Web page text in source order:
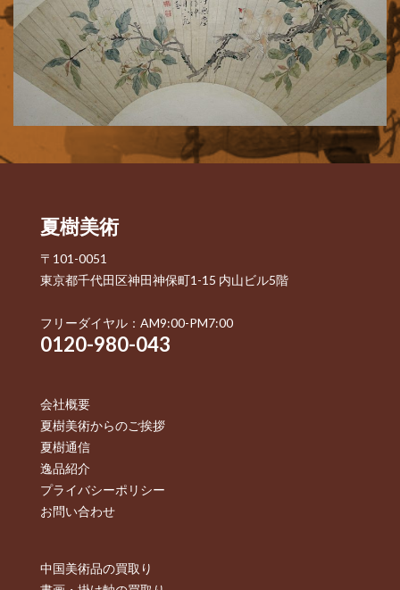
夏樹美術
〒101-0051
東京都千代田区神田神保町1-15 内山ビル5階
フリーダイヤル：AM9:00-PM7:00
0120-980-043
会社概要
夏樹美術からのご挨拶
夏樹通信
逸品紹介
プライバシーポリシー
お問い合わせ
中国美術品の買取り